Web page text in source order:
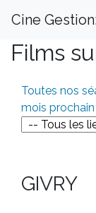
Cine
Films
Toutes nos
mois prochain
GIVRY